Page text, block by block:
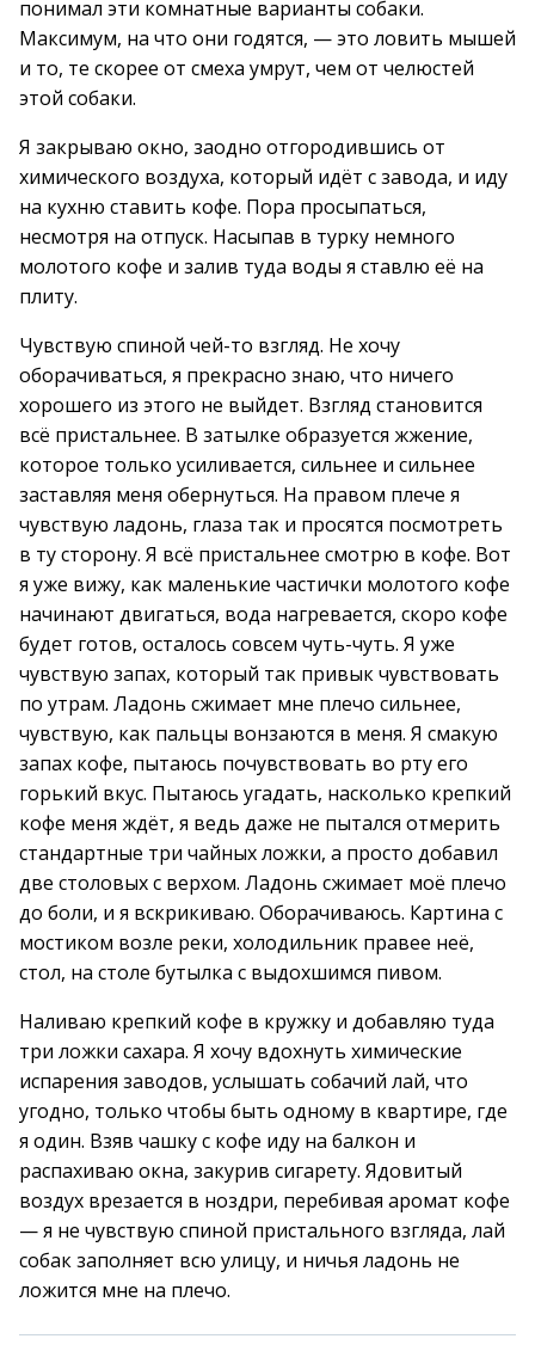
понимал эти комнатные варианты собаки.
Максимум, на что они годятся, — это ловить мышей
и то, те скорее от смеха умрут, чем от челюстей
этой собаки.
Я закрываю окно, заодно отгородившись от
химического воздуха, который идёт с завода, и иду
на кухню ставить кофе. Пора просыпаться,
несмотря на отпуск. Насыпав в турку немного
молотого кофе и залив туда воды я ставлю её на
плиту.
Чувствую спиной чей-то взгляд. Не хочу
оборачиваться, я прекрасно знаю, что ничего
хорошего из этого не выйдет. Взгляд становится
всё пристальнее. В затылке образуется жжение,
которое только усиливается, сильнее и сильнее
заставляя меня обернуться. На правом плече я
чувствую ладонь, глаза так и просятся посмотреть
в ту сторону. Я всё пристальнее смотрю в кофе. Вот
я уже вижу, как маленькие частички молотого кофе
начинают двигаться, вода нагревается, скоро кофе
будет готов, осталось совсем чуть-чуть. Я уже
чувствую запах, который так привык чувствовать
по утрам. Ладонь сжимает мне плечо сильнее,
чувствую, как пальцы вонзаются в меня. Я смакую
запах кофе, пытаюсь почувствовать во рту его
горький вкус. Пытаюсь угадать, насколько крепкий
кофе меня ждёт, я ведь даже не пытался отмерить
стандартные три чайных ложки, а просто добавил
две столовых с верхом. Ладонь сжимает моё плечо
до боли, и я вскрикиваю. Оборачиваюсь. Картина с
мостиком возле реки, холодильник правее неё,
стол, на столе бутылка с выдохшимся пивом.
Наливаю крепкий кофе в кружку и добавляю туда
три ложки сахара. Я хочу вдохнуть химические
испарения заводов, услышать собачий лай, что
угодно, только чтобы быть одному в квартире, где
я один. Взяв чашку с кофе иду на балкон и
распахиваю окна, закурив сигарету. Ядовитый
воздух врезается в ноздри, перебивая аромат кофе
— я не чувствую спиной пристального взгляда, лай
собак заполняет всю улицу, и ничья ладонь не
ложится мне на плечо.